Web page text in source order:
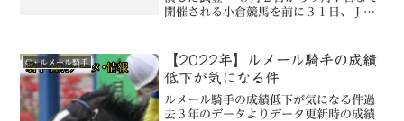
開催される小倉競馬を前に３１日、ＪＲ
倉競馬場の重賞を４勝して“玄界灘の風雲
児”と呼ばれたメイシ...
C・ルメール騎手
【2022年】ルメール騎手の成績
低下が気になる件
ルメール騎手の成績低下が気になる件過
去３年のデータよりデータ更新時の成績